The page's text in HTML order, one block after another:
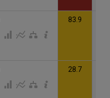
83.9
28.7